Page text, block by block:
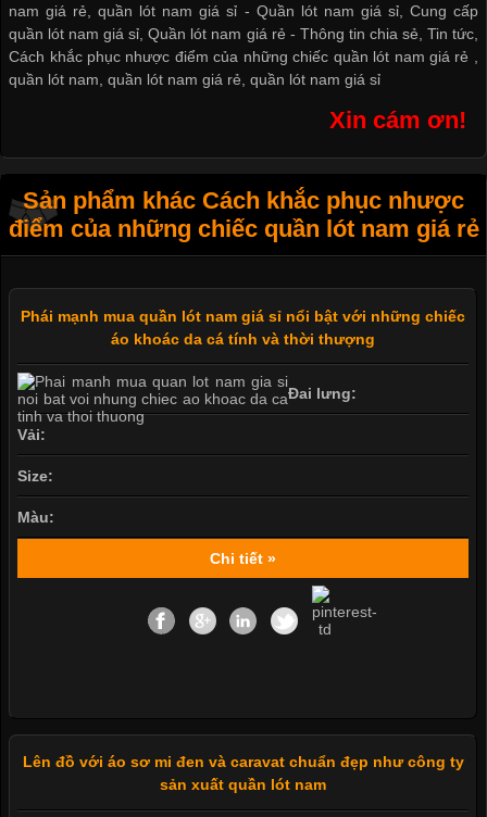
nam giá rẻ, quần lót nam giá sỉ - Quần lót nam giá sỉ, Cung cấp
quần lót nam giá sỉ ,Quần lót nam giá rẻ - Thông tin chia sẻ Tin tức,
Cách khắc phục nhược điểm của những chiếc quần lót nam giá rẻ
quần lót nam ,quần lót nam giá rẻ ,quần lót nam giá sỉ
Xin cám ơn!
Sản phẩm khác Cách khắc phục nhược
điểm của những chiếc quần lót nam giá rẻ
Phái mạnh mua quần lót nam giá sỉ nổi bật với những chiếc
áo khoác da cá tính và thời thượng
Đai lưng:
Vải:
Size:
Màu:
Chi tiết »
Lên đồ với áo sơ mi đen và caravat chuẩn đẹp như công ty
sản xuất quần lót nam